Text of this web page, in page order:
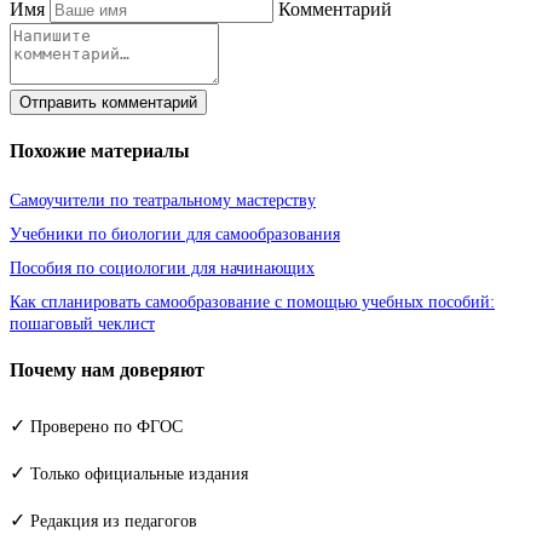
Имя Комментарий
Отправить комментарий
Похожие материалы
Самоучители по театральному мастерству
Учебники по биологии для самообразования
Пособия по социологии для начинающих
Как спланировать самообразование с помощью учебных пособий:
пошаговый чеклист
Почему нам доверяют
✓ Проверено по ФГОС
✓ Только официальные издания
✓ Редакция из педагогов